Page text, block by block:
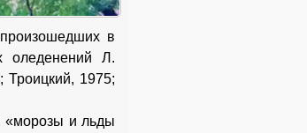
в
оледенений Л.
Троицкий, 1975;
«морозы и льды